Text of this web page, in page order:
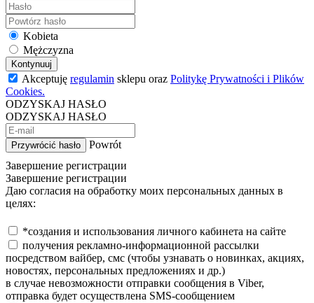
Kobieta
Mężczyzna
Kontynuuj
Akceptuję regulamin sklepu oraz Politykę Prywatności i Plików
Cookies.
ODZYSKAJ HASŁO
ODZYSKAJ HASŁO
Przywrócić hasło
Powrót
Завершение регистрации
Завершение регистрации
Даю согласия на обработку моих персональных данных в
целях:
*создания и использования личного кабинета на сайте
получения рекламно-информационной рассылки
посредством вайбер, смс (чтобы узнавать о новинках, акциях,
новостях, персональных предложениях и др.)
в случае невозможности отправки сообщения в Viber,
отправка будет осуществлена SMS-сообщением